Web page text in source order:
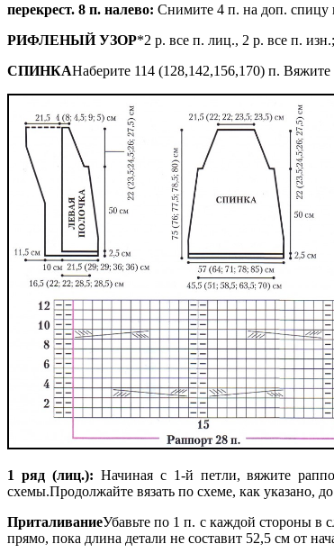
перекрест. 8 п. налево: Снимите 4 п. на доп. спицу
РИФЛЕНЫЙ УЗОР*2 р. все п. лиц., 2 р. все п.
СПИНКАНаберите 114 (128,142,156,170) п.
1 ряд (лиц.): Начиная с 1-й петли, вяжите
схемы.Продолжайте вязать по схеме, как указано,
ПриталиваниеУбавьте по 1 п. с каждой стороны в
прямо, пока длина детали не составит 52,5 см от